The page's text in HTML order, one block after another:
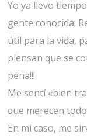
Yo ya llevo
gente conocida.
útil para la vida,
piensan que se
pena!!!
Me sentí «bien
que merecen
En mi caso, me